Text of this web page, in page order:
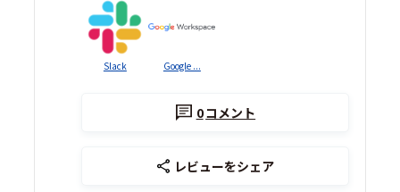
Slack Google ...
0コメント
レビューをシェア